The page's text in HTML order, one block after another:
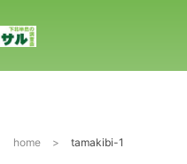
home > tamakibi-1